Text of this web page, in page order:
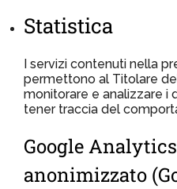
Statistica
I servizi contenuti nella
permettono al Titolare
monitorare e analizzare i
tener traccia del
Google
anonimizzato